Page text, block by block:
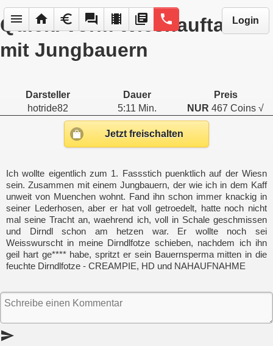
menu home euro forum local_movies library_books phone Login
Quicki vorm Wiesnauftakt
mit Jungbauern
Darsteller Dauer
Preis
hotride82
5:11 Min. NUR 467 Coins √
Jetzt freischalten
Ich wollte eigentlich zum 1. Fassstich puenktlich auf der Wiesn
sein. Zusammen mit einem Jungbauern, der wie ich in dem Kaff
unweit von Muenchen wohnt. Fand ihn schon immer knackig in
seiner Lederhosen, aber er hat voll getroedelt, hatte noch nicht
mal seine Tracht an, waehrend ich, voll in Schale geschmissen
und Dirndl schon am hetzen war. Er wollte noch sei
Weisswurscht in meine Dirndlfotze schieben, nachdem ich ihn
geil hart ge**** habe, spritzt er sein Bauernsperma mitten in die
feuchte Dirndlfotze - CREAMPIE, HD und NAHAUFNAHME
send